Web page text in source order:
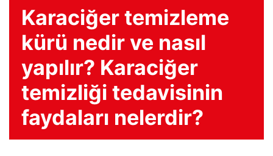
Karaciğer temizleme
kürü nedir ve nasıl
yapılır? Karaciğer
temizliği tedavisinin
faydaları nelerdir?